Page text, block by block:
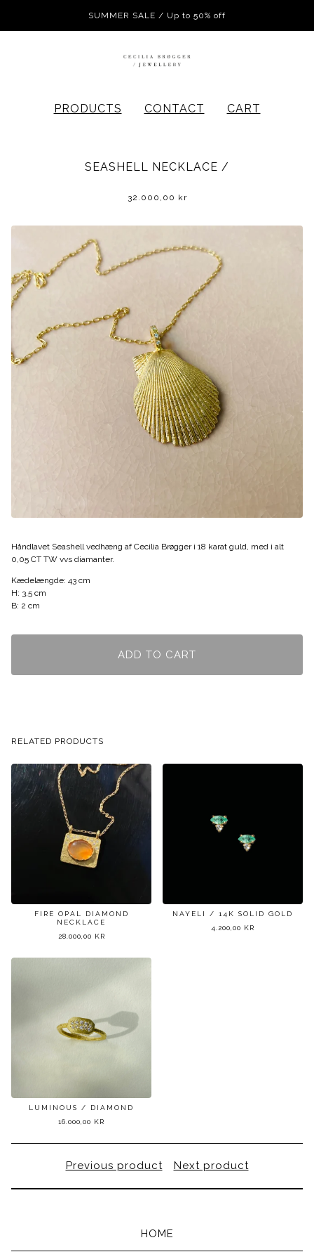
SUMMER SALE / Up to 50% off
PRODUCTS CONTACT CART
SEASHELL NECKLACE /
32.000,00 kr
Håndlavet Seashell vedhæng af Cecilia Brøgger i 18 karat guld, med i alt
0,05 CT TW vvs diamanter.
Kædelængde: 43 cm
H: 3,5 cm
B: 2 cm
ADD TO CART
RELATED PRODUCTS
FIRE OPAL DIAMOND
NECKLACE
28.000,00 KR
NAYELI / 14K SOLID GOLD
4.200,00 KR
LUMINOUS / DIAMOND
16.000,00 KR
Previous product Next product
HOME